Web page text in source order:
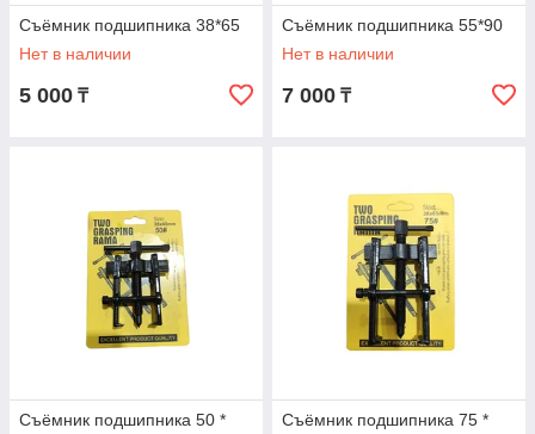
Съёмник подшипника 38*65
Нет в наличии
5 000 ₸
Съёмник подшипника 55*90
Нет в наличии
7 000 ₸
Съёмник подшипника 50 *
Съёмник подшипника 75 *